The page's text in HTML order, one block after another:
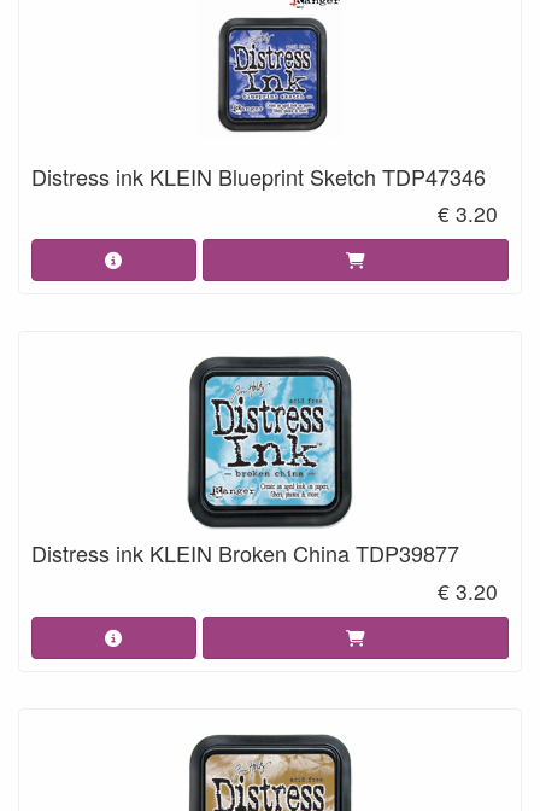
Distress ink KLEIN Blueprint Sketch TDP47346
€ 3.20
Distress ink KLEIN Broken China TDP39877
€ 3.20